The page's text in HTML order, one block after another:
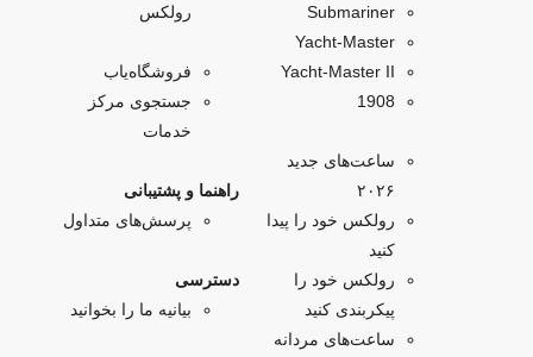
Submariner
Yacht‑Master
Yacht-Master II
1908
ساعت‌های جدید
۲۰۲۶
رولکس خود را پیدا
کنید
رولکس خود را
پیکربندی کنید
ساعت‌های مردانه
رولکس
فروشگاه‌یاب
جستجوی مرکز
خدمات
راهنما و پشتیبانی
پرسش‌های متداول
دسترسی
بیانیه ما را بخوانید